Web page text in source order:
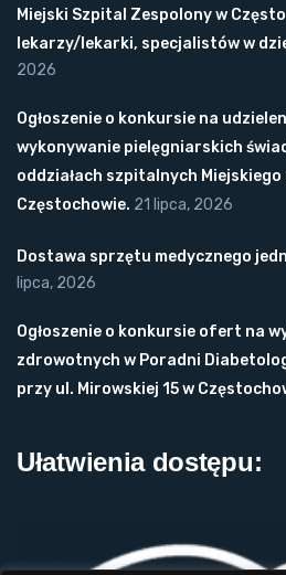
Miejski Szpital Zespolony w
lekarzy/lekarki, specjalistów w
2026
Ogłoszenie o konkursie na
wykonywanie pielęgniarskich
oddziałach szpitalnych
Częstochowie. 21 lipca, 2026
Dostawa sprzętu medycznego
lipca, 2026
Ogłoszenie o konkursie ofert na
zdrowotnych w Poradni
przy ul. Mirowskiej 15 w
Ułatwienia dostępu: